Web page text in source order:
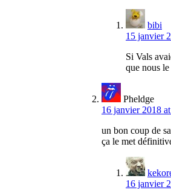
bibi
15 janvier
Si Vals
que nous
Pheldge
16 janvier 2018
un bon coup de
ça le met
16 janvier